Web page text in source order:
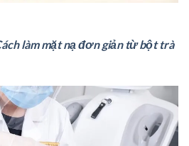
làm mặt nạ đơn giản từ bột trà